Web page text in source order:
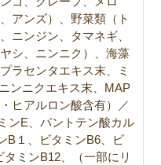
アンズ）、野菜類（ト
ニンジン、タマネギ、
シ、ニンニク）、海藻
ラセンタエキス末、ミ
ンニクエキス末、MAP
ヒアルロン酸含有）／
ンE、パントテン酸カル
B１、ビタミンB6、ビ
ミンB12、（一部にリ